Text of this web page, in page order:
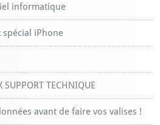
informatique
spécial iPhone
SUPPORT TECHNIQUE
avant de faire vos valises !